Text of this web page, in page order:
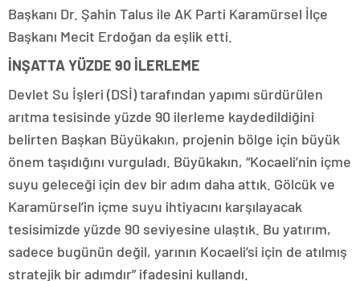
Başkanı Dr. Şahin Talus ile AK Parti Karamürsel İlçe
Başkanı Mecit Erdoğan da eşlik etti.
İNŞATTA YÜZDE 90 İLERLEME
Devlet Su İşleri (DSİ) tarafından yapımı sürdürülen
arıtma tesisinde yüzde 90 ilerleme kaydedildiğini
belirten Başkan Büyükakın, projenin bölge için büyük
önem taşıdığını vurguladı. Büyükakın, “Kocaeli’nin içme
suyu geleceği için dev bir adım daha attık. Gölcük ve
Karamürsel’in içme suyu ihtiyacını karşılayacak
tesisimizde yüzde 90 seviyesine ulaştık. Bu yatırım,
sadece bugünün değil, yarının Kocaeli’si için de atılmış
stratejik bir adımdır” ifadesini kullandı.